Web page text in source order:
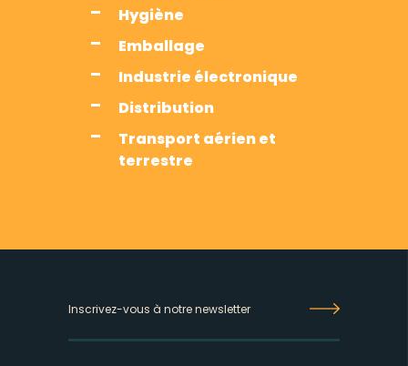
Hygiène
Emballage
Industrie électronique
Distribution
Transport aérien et
terrestre
Inscrivez-
à